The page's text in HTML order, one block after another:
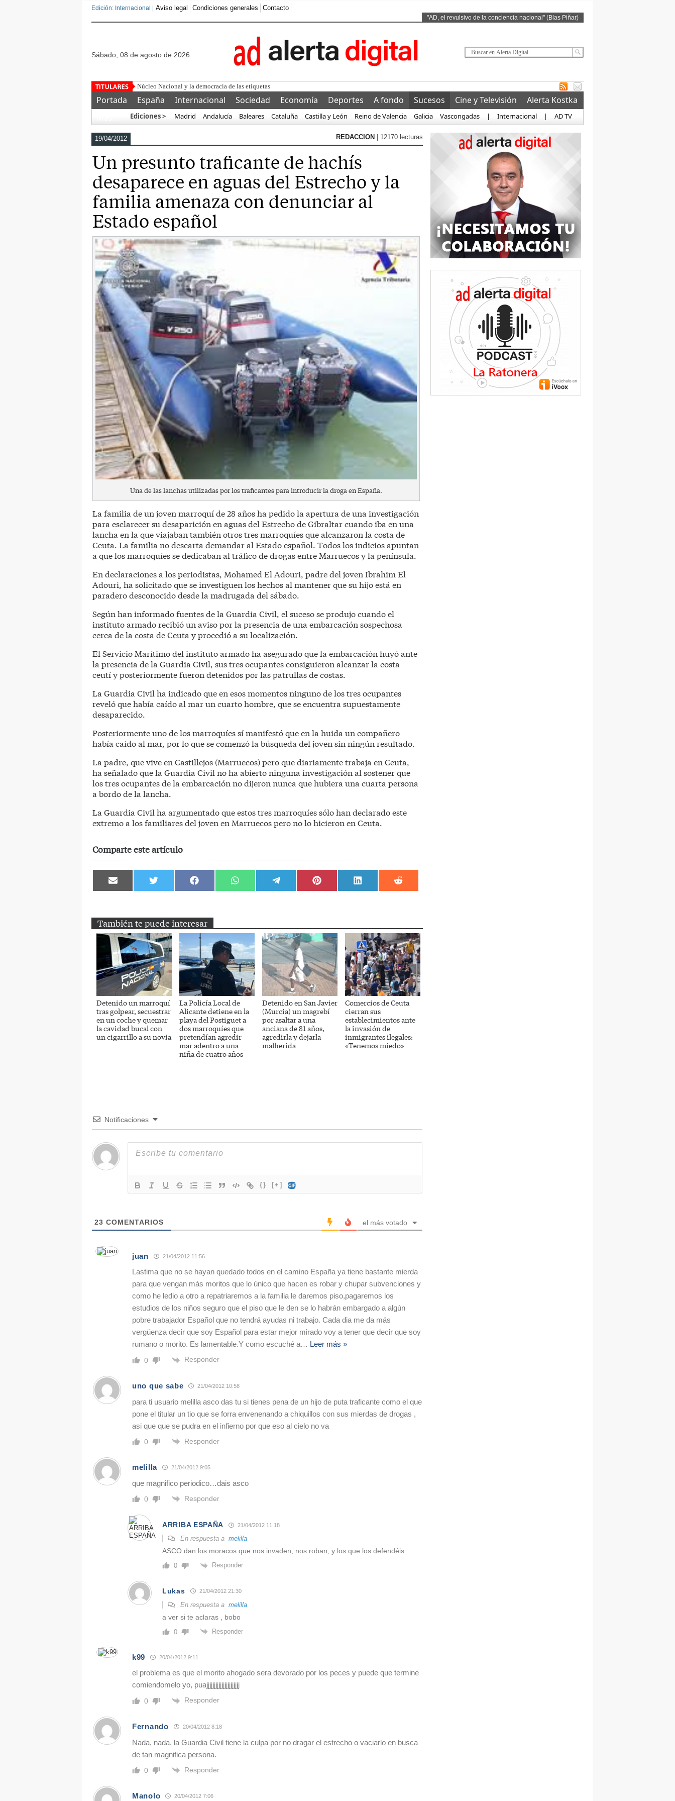
Edición: Internacional | Aviso legal Condiciones generales Contacto
"AD, el revulsivo de la conciencia nacional" (Blas Piñar)
sábado, 08 de agosto de 2026
Núcleo Nacional y la democracia de las etiquetas
Portada España Internacional Sociedad Economía Deportes A fondo Sucesos Cine y Televisión
Alerta Kostka
Ediciones > Madrid Andalucía Baleares Cataluña Castilla y León Reino de Valencia Galicia Vascongadas | Internacional | AD TV
19/04/2012 REDACCION | 12170 lecturas
Un presunto traficante de hachís
desaparece en aguas del Estrecho y la
familia amenaza con denunciar al
Estado español
Una de las lanchas utilizadas por los traficantes para introducir la droga en España.
La familia de un joven marroquí de 28 años ha pedido la apertura de una investigación
para esclarecer su desaparición en aguas del Estrecho de Gibraltar cuando iba en una
lancha en la que viajaban también otros tres marroquíes que alcanzaron la costa de
Ceuta. La familia no descarta demandar al Estado español. Todos los indicios apuntan
a que los marroquíes se dedicaban al tráfico de drogas entre Marruecos y la península.
En declaraciones a los periodistas, Mohamed El Adouri, padre del joven Ibrahim El
Adouri, ha solicitado que se investiguen los hechos al mantener que su hijo está en
paradero desconocido desde la madrugada del sábado.
Según han informado fuentes de la Guardia Civil, el suceso se produjo cuando el
instituto armado recibió un aviso por la presencia de una embarcación sospechosa
cerca de la costa de Ceuta y procedió a su localización.
El Servicio Marítimo del instituto armado ha asegurado que la embarcación huyó ante
la presencia de la Guardia Civil, sus tres ocupantes consiguieron alcanzar la costa
ceutí y posteriormente fueron detenidos por las patrullas de costas.
La Guardia Civil ha indicado que en esos momentos ninguno de los tres ocupantes
reveló que había caído al mar un cuarto hombre, que se encuentra supuestamente
desaparecido.
Posteriormente uno de los marroquíes sí manifestó que en la huida un compañero
había caído al mar, por lo que se comenzó la búsqueda del joven sin ningún resultado.
La padre, que vive en Castillejos (Marruecos) pero que diariamente trabaja en Ceuta,
ha señalado que la Guardia Civil no ha abierto ninguna investigación al sostener que
los tres ocupantes de la embarcación no dijeron nunca que hubiera una cuarta persona
a bordo de la lancha.
La Guardia Civil ha argumentado que estos tres marroquíes sólo han declarado este
extremo a los familiares del joven en Marruecos pero no lo hicieron en Ceuta.
Comparte este artículo
Compartir
en
Compartir
en
Compartir
en
Compartir
en
Compartir
en
Compartir
en
Compartir
en
Compartir
en
También te puede interesar
Detenido un marroquí
tras golpear, secuestrar
en un coche y quemar
la cavidad bucal con
un cigarrillo a su novia
La Policía Local de
Alicante detiene en la
playa del Postiguet a
dos marroquíes que
pretendían agredir
mar adentro a una
niña de cuatro años
Detenido en San Javier
(Murcia) un magrebí
por asaltar a una
anciana de 81 años,
agredirla y dejarla
malherida
Comercios de Ceuta
cierran sus
establecimientos ante
la invasión de
inmigrantes ilegales:
«Tenemos miedo»
Notificaciones
{} [+]
23 COMENTARIOS el más votado
juan 21/04/2012 11:56
Lastima que no se hayan quedado todos en el camino España ya tiene bastante mierda
para que vengan más moritos que lo único que hacen es robar y chupar subvenciones y
como he ledio a otro a repatriaremos a la familia le daremos piso,pagaremos los
estudios de los niños seguro que el piso que le den se lo habrán embargado a algún
pobre trabajador Español que no tendrá ayudas ni trabajo. Cada dia me da más
vergüenza decir que soy Español para estar mejor mirado voy a tener que decir que soy
rumano o morito. Es lamentable.Y como escuché a… Leer más »
0 Responder
uno que sabe 21/04/2012 10:58
para ti usuario melilla asco das tu si tienes pena de un hijo de puta traficante como el que
pone el titular un tio que se forra envenenando a chiquillos con sus mierdas de drogas ,
asi que que se pudra en el infierno por que eso al cielo no va
0 Responder
melilla 21/04/2012 9:05
que magnifico periodico…dais asco
0 Responder
ARRIBA ESPAÑA 21/04/2012 11:18
En respuesta a melilla
ASCO dan los moracos que nos invaden, nos roban, y los que los defendéis
0 Responder
Lukas 21/04/2012 21:30
En respuesta a melilla
a ver si te aclaras , bobo
0 Responder
k99 20/04/2012 9:11
el problema es que el morito ahogado sera devorado por los peces y puede que termine
comiendomelo yo, puajjjjjjjjjjjjjjjjjjjjjj
0 Responder
Fernando 20/04/2012 8:18
Nada, nada, la Guardia Civil tiene la culpa por no dragar el estrecho o vaciarlo en busca
de tan magnifica persona.
0 Responder
Manolo 20/04/2012 7:06